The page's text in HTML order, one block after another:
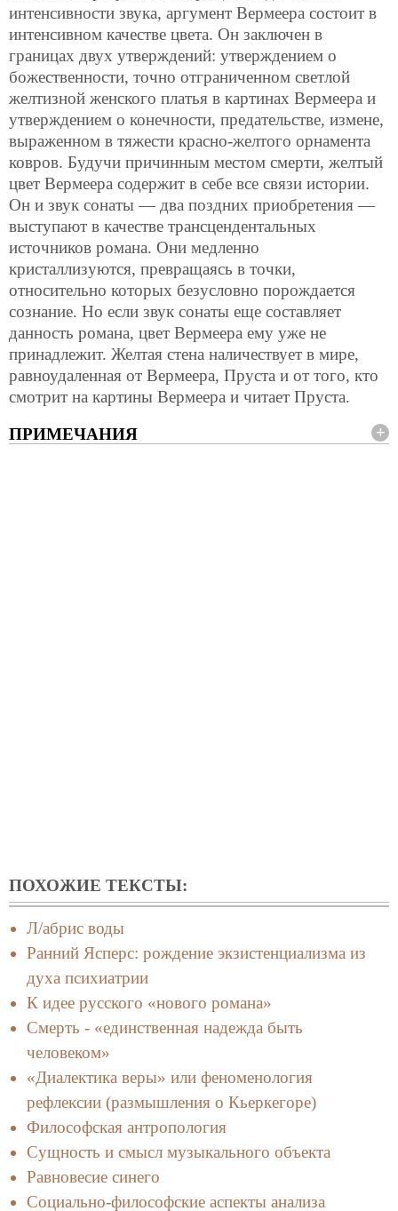
интенсивности звука, аргумент Вермеера состоит в
интенсивном качестве цвета. Он заключен в
границах двух утверждений: утверждением о
божественности, точно отграниченном светлой
желтизной женского платья в картинах Вермеера и
утверждением о конечности, предательстве, измене,
выраженном в тяжести красно-желтого орнамента
ковров. Будучи причинным местом смерти, желтый
цвет Вермеера содержит в себе все связи истории.
Он и звук сонаты — два поздних приобретения —
выступают в качестве трансцендентальных
источников романа. Они медленно
кристаллизуются, превращаясь в точки,
относительно которых безусловно порождается
сознание. Но если звук сонаты еще составляет
данность романа, цвет Вермеера ему уже не
принадлежит. Желтая стена наличествует в мире,
равноудаленная от Вермеера, Пруста и от того, кто
смотрит на картины Вермеера и читает Пруста.
ПРИМЕЧАНИЯ
ПОХОЖИЕ ТЕКСТЫ:
Л/абрис воды
Ранний Ясперс: рождение экзистенциализма из
духа психиатрии
К идее русского «нового романа»
Смерть - «единственная надежда быть
человеком»
«Диалектика веры» или феноменология
рефлексии (размышления о Кьеркегоре)
Философская антропология
Сущность и смысл музыкального объекта
Равновесие синего
Социально-философские аспекты анализа